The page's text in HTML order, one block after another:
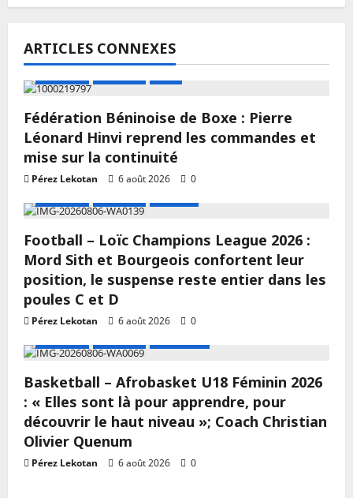
ARTICLES CONNEXES
Fédération Béninoise de Boxe : Pierre
Léonard Hinvi reprend les commandes et
mise sur la continuité
Pérez Lekotan 6 août 2026
0
Football – Loïc Champions League 2026 :
Mord Sith et Bourgeois confortent leur
position, le suspense reste entier dans les
poules C et D
Pérez Lekotan 6 août 2026
0
Basketball – Afrobasket U18 Féminin 2026
: « Elles sont là pour apprendre, pour
découvrir le haut niveau »; Coach Christian
Olivier Quenum
Pérez Lekotan 6 août 2026 0